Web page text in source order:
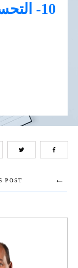
10- التحسين (Optimization)
POST